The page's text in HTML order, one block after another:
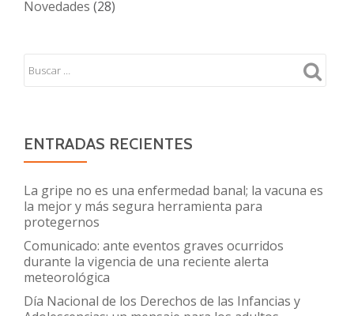
Novedades (28)
ENTRADAS RECIENTES
La gripe no es una enfermedad banal; la vacuna es
la mejor y más segura herramienta para
protegernos
Comunicado: ante eventos graves ocurridos
durante la vigencia de una reciente alerta
meteorológica
Día Nacional de los Derechos de las Infancias y